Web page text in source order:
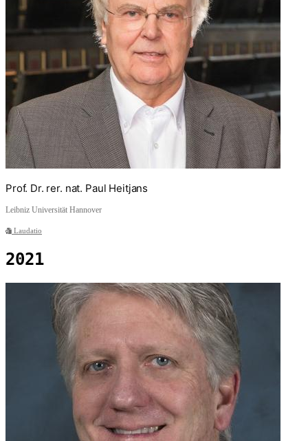
Prof. Dr. rer. nat. Paul Heitjans
Leibniz Universität Hannover
Laudatio
2021